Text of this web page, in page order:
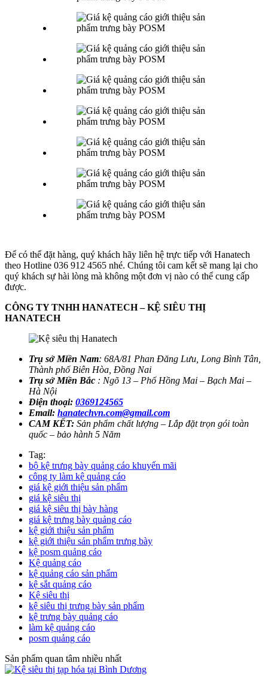
Để có thể đặt hàng, quý khách hãy liên hệ trực tiếp với Hanatech
theo Hotline 036 912 4565 nhé. Chúng tôi cam kết sẽ mang lại cho
quý khách sự hài lòng mà không một đơn vị nào có thể cung cấp
được.
CÔNG TY TNHH HANATECH – KỆ SIÊU THỊ
HANATECH
Trụ sở Miền Nam: 68A/81 Phan Đăng Lưu, Long Bình Tân,
Thành phố Biên Hòa, Đồng Nai
Trụ sở Miền Bắc : Ngõ 13 – Phố Hồng Mai – Bạch Mai –
Hà Nội
Điện thoại: 0369124565
Email: hanatechvn.com@gmail.com
CAM KẾT: Sản phẩm chất lượng – Lắp đặt trọn gói toàn
quốc – bảo hành 5 Năm
Tag:
bộ kệ trưng bày quảng cáo khuyến mãi
công ty làm kệ quảng cáo
giá kệ giới thiệu sản phẩm
giá kệ siêu thị
giá kệ siêu thị bày hàng
giá kệ trưng bày quảng cáo
kệ giới thiệu sản phẩm
kệ giới thiệu sản phẩm trưng bày
kệ posm quảng cáo
Kệ quảng cáo
kệ quảng cáo sản phẩm
kệ sắt quảng cáo
Kệ siêu thị
kệ siêu thị trưng bày sản phẩm
kệ trưng bày quảng cáo
làm kệ quảng cáo
posm quảng cáo
Sản phẩm quan tâm nhiều nhất